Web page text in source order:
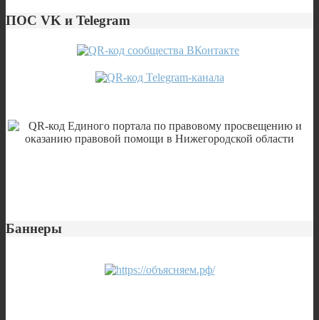
ПОС VK и Telegram
Баннеры